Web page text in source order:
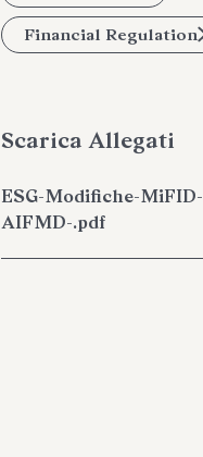
Financial Regulation
Scarica Allegati
ESG-Modifiche-MiFID-
AIFMD-.pdf